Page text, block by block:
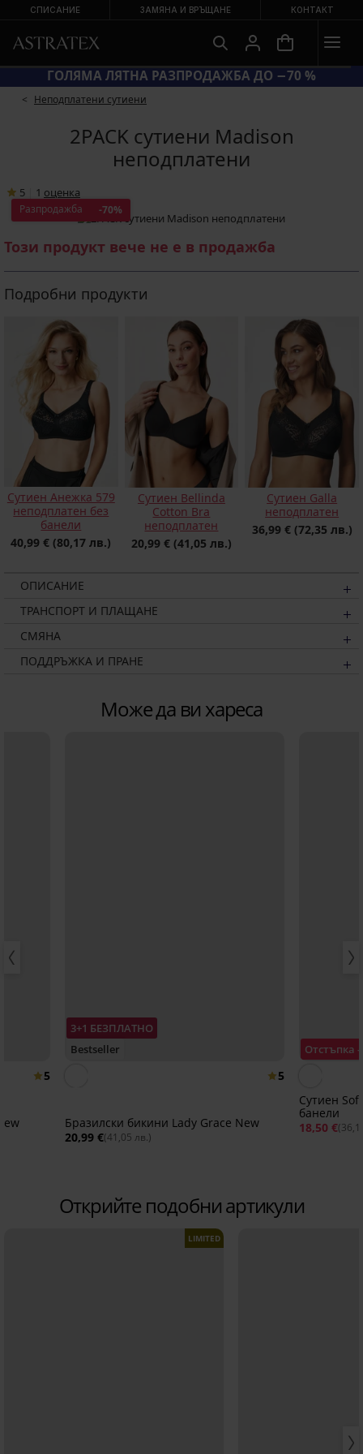
СПИСАНИЕ ЗАМЯНА И ВРЪЩАНЕ КОНТАКТ
ГОЛЯМА ЛЯТНА
СУТИЕНИ −20 %
Неподплатени сутиени
2PACK сутиени Madison
неподплатени
5 1 oценка
Разпродажба -70%
Този продукт вече не е в продажба
Подробни продукти
Сутиен Анежка 579
неподплатен без
банели
40,99 € (80,17 лв.)
Сутиен Bellinda
Cotton Bra
неподплатен
20,99 € (41,05 лв.)
Сутиен Galla
неподплатен
36,99 € (72,35 лв.)
ОПИСАНИЕ
ТРАНСПОРТ И ПЛАЩАНЕ
СМЯНА
ПОДДРЪЖКА И ПРАНЕ
Може да ви хареса
5
3+1 БЕЗПЛАТНО
Bestseller
5
Бразилски бикини Lady Grace New
20,99 €(41,05 лв.)
Отстъпка -
Сутиен
банели
18,50 €
Открийте подобни артикули
LIMITED